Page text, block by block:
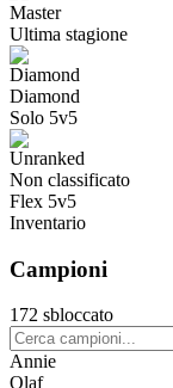
Master
Ultima stagione
Diamond
Solo 5v5
Non classificato
Flex 5v5
Inventario
Campioni
172 sbloccato
Annie
Olaf